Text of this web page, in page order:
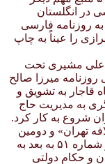
در انگلستان
مطالبی راجع به روزنامه فارسی
را عیناً به چاپ
علی مشیری تحت
پس ازتعطیلی روزنامه میرزا صالح
قاجار به تشویق و
به مدیریت حاج
به سال ۱۲۶۸ هـ. در تهران شروع به کار کرد.
تهران» و دومین
شماره، با نام «وقایع اتفاقیه» منتشر شد. ۸ از شماره ۵۱ به بعد به
و حکام دولتی